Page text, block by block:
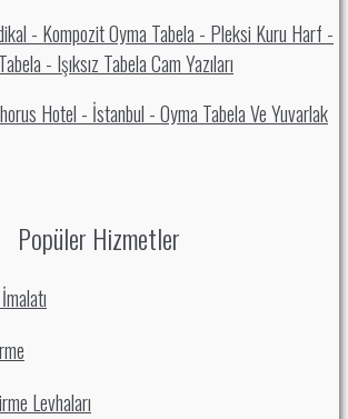
- Kompozit Oyma Tabela - Pleksi Kuru Harf -
- Işıksız Tabela Cam Yazıları
Hotel - İstanbul - Oyma Tabela Ve Yuvarlak
Popüler Hizmetler
Levhaları